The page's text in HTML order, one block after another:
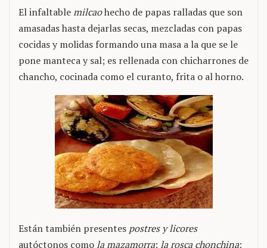
El infaltablemilcaohecho de papas ralladas que son
amasadas hasta dejarlas secas, mezcladas con papas
cocidas y molidas formando una masa a la que se le
pone manteca y sal; es rellenada con chicharrones de
chancho, cocinada como el curanto, frita o al horno.
Están también presentes postres y licores
autóctonos comola mazamorra;la rosca chonchina;